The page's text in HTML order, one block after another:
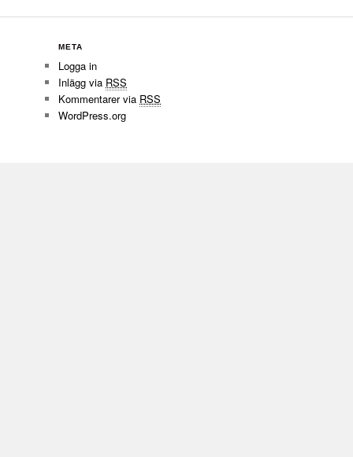
META
Logga in
Inlägg via RSS
Kommentarer via RSS
WordPress.org